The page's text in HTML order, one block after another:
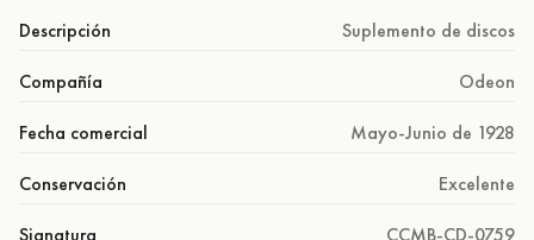
Descripción Suplemento de discos
Compañía Odeon
Fecha comercial Mayo-Junio de 1928
Conservación Excelente
Signatura CCMB-CD-0759